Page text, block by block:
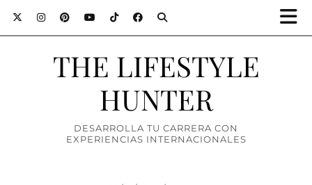
THE LIFESTYLE
HUNTER
DESARROLLA TU CARRERA CON
EXPERIENCIAS INTERNACIONALES